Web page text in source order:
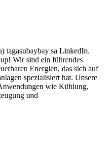
tagasubaybay sa LinkedIn.
Wir sind ein führendes
Energien, das sich auf
spezialisiert hat. Unsere
wie Kühlung,
und